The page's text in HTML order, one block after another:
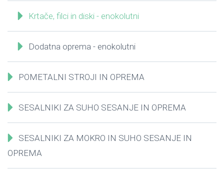
Krtače, filci in diski - enokolutni
Dodatna oprema - enokolutni
POMETALNI STROJI IN OPREMA
SESALNIKI ZA SUHO SESANJE IN OPREMA
SESALNIKI ZA MOKRO IN SUHO SESANJE IN
OPREMA